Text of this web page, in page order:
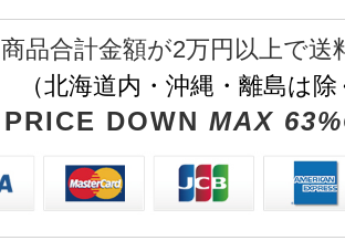
商品合計金額が2万円以上で送
（北海道内・沖縄・離島は
PRICE DOWN MAX